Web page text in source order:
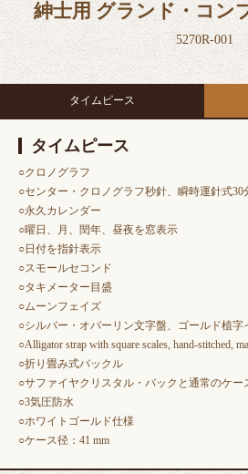
紳士用 グランド・コン
5270R-001
タイムピース
タイムピース
○クロノグラフ
○センター・クロノグラフ秒針、瞬時運針式30
○永久カレンダー
○曜日、月、閏年、昼夜を窓表示
○日付を指針表示
○スモールセコンド
○タキメーター目盛
○ムーンフェイズ
○シルバー・オパーリン文字盤、ゴールド植字
○Alligator strap with square scales, hand-stitched,
○折り畳み式バックル
○サファイヤクリスタル・バックと通常のケー
○3気圧防水
○ホワイトゴールド仕様
○ケース径：41 mm